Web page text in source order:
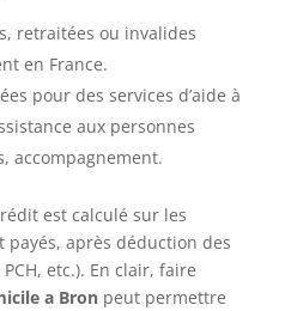
retraitées ou invalides
en France.
pour des services d’aide à
aux personnes
accompagnement.
est calculé sur les
après déduction des
etc.). En clair, faire
a Bronpeut permettre